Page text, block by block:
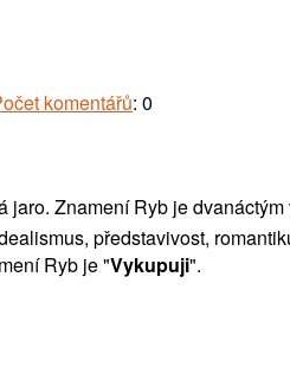
komentářů: 0
Znamení Ryb je
představivost,
Ryb je "Vykupuji".